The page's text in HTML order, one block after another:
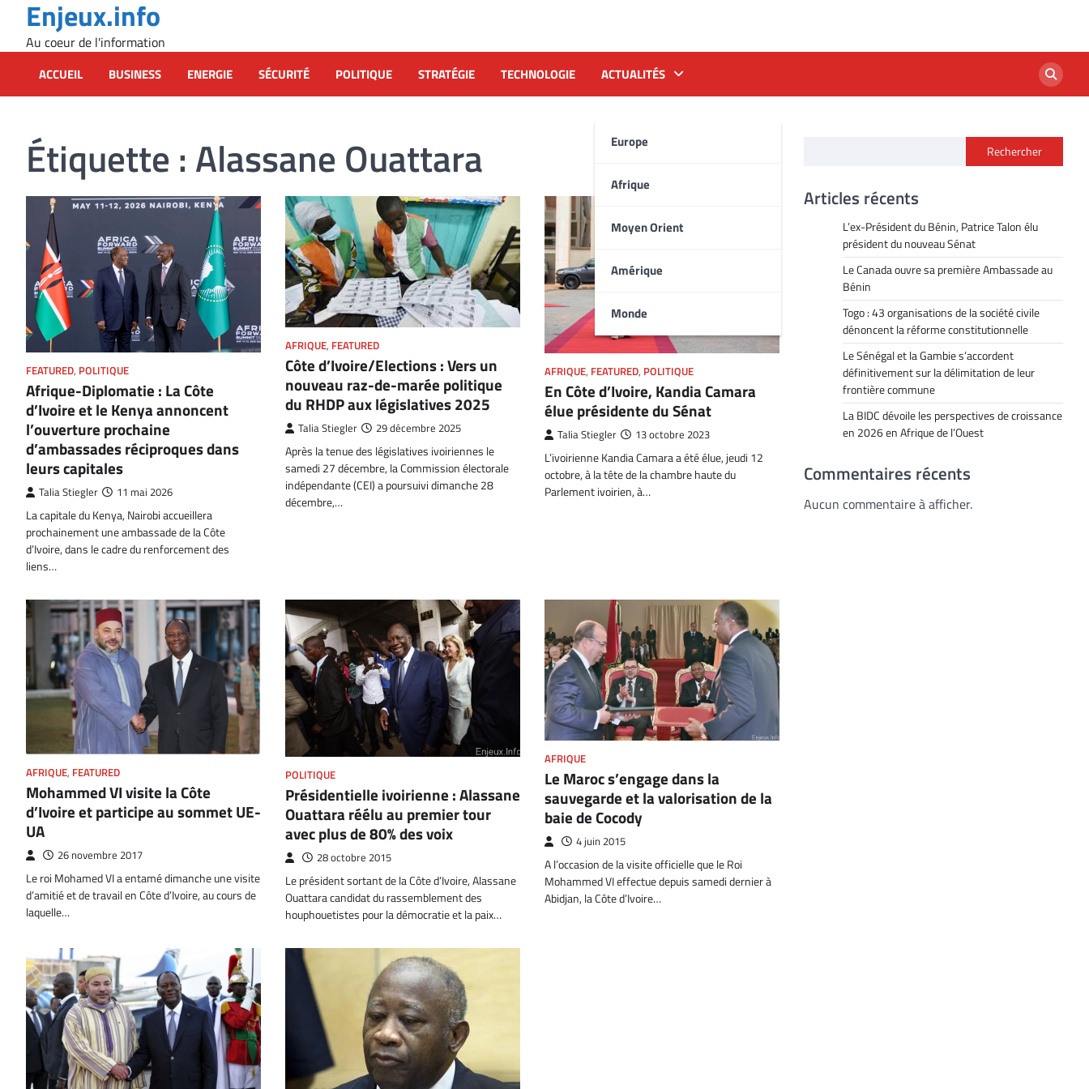
content
Enjeux.info
Au coeur de l'information
ACCUEIL BUSINESS ENERGIE SÉCURITÉ POLITIQUE STRATÉGIE TECHNOLOGIE ACTUALITÉS
Europe
Afrique
Moyen Orient
Amérique
Monde
Étiquette : Alassane Ouattara
FEATURED, POLITIQUE
Afrique-Diplomatie : La Côte
d’Ivoire et le Kenya annoncent
l’ouverture prochaine
d’ambassades réciproques dans
leurs capitales
Talia Stiegler 11 mai 2026
La capitale du Kenya, Nairobi accueillera
prochainement une ambassade de la Côte
d’Ivoire, dans le cadre du renforcement des
liens…
AFRIQUE, FEATURED
Côte d’Ivoire/Elections : Vers un
nouveau raz-de-marée politique
du RHDP aux législatives 2025
Talia Stiegler 29 décembre 2025
Après la tenue des législatives ivoiriennes le
samedi 27 décembre, la Commission électorale
indépendante (CEI) a poursuivi dimanche 28
décembre,…
AFRIQUE, FEATURED, POLITIQUE
En Côte d’Ivoire, Kandia Camara
élue présidente du Sénat
Talia Stiegler 13 octobre 2023
L’ivoirienne Kandia Camara a été élue, jeudi 12
octobre, à la tête de la chambre haute du
Parlement ivoirien, à…
AFRIQUE, FEATURED
Mohammed VI visite la Côte
d’Ivoire et participe au sommet UE-
UA
26 novembre 2017
Le roi Mohamed VI a entamé dimanche une visite
d’amitié et de travail en Côte d’Ivoire, au cours de
laquelle…
POLITIQUE
Présidentielle ivoirienne : Alassane
Ouattara réélu au premier tour
avec plus de 80% des voix
28 octobre 2015
Le président sortant de la Côte d’Ivoire, Alassane
Ouattara candidat du rassemblement des
houphouetistes pour la démocratie et la paix…
AFRIQUE
Le Maroc s’engage dans la
sauvegarde et la valorisation de la
baie de Cocody
4 juin 2015
A l’occasion de la visite officielle que le Roi
Mohammed VI effectue depuis samedi dernier à
Abidjan, la Côte d’Ivoire…
Rechercher
Articles récents
L’ex-Président du Bénin, Patrice Talon élu
président du nouveau Sénat
Le Canada ouvre sa première Ambassade au
Bénin
Togo : 43 organisations de la société civile
dénoncent la réforme constitutionnelle
Le Sénégal et la Gambie s’accordent
définitivement sur la délimitation de leur
frontière commune
La BIDC dévoile les perspectives de croissance
en 2026 en Afrique de l’Ouest
Commentaires récents
Aucun commentaire à afficher.